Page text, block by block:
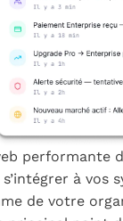
performante
à vos
de votre